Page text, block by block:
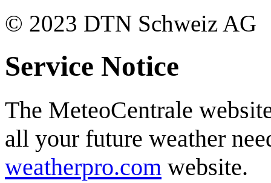
© 2023 DTN Schweiz AG
Service Notice
The MeteoCentrale
all your future weather
weatherpro.com website.